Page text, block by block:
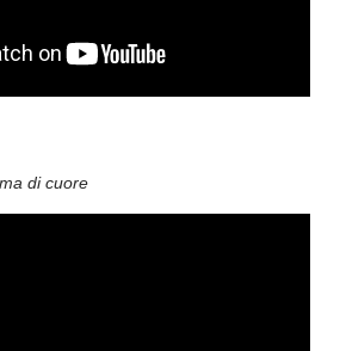
di cuore